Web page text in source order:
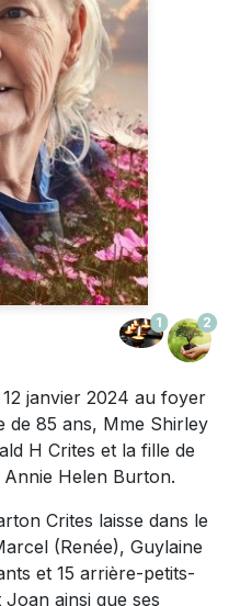
1 2
janvier 2024 au foyer
de 85 ans, Mme Shirley
H Crites et la fille de
Helen Burton.
Crites laisse dans le
(Renée), Guylaine
et 15 arrière-petits-
ainsi que ses